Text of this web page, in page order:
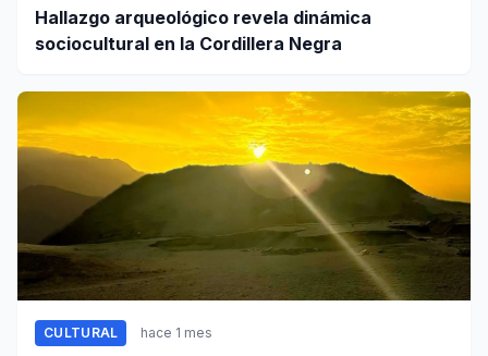
Hallazgo arqueológico revela dinámica
sociocultural en la Cordillera Negra
CULTURAL hace 1 mes